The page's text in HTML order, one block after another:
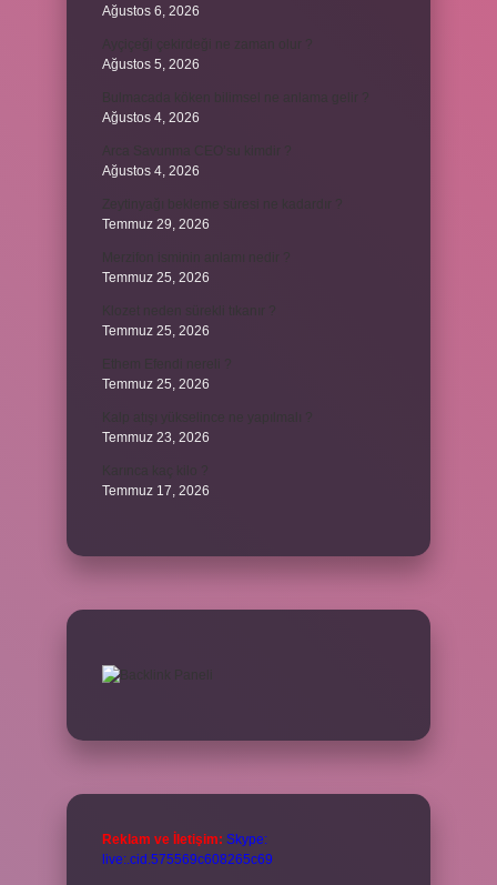
Ağustos 6, 2026
Ağustos 5, 2026
Ağustos 4, 2026
Ağustos 4, 2026
Temmuz 29, 2026
Temmuz 25, 2026
Temmuz 25, 2026
Temmuz 25, 2026
Temmuz 23, 2026
Temmuz 17, 2026
Reklam ve İletişim: Skype:
live:.cid.575569c608265c69